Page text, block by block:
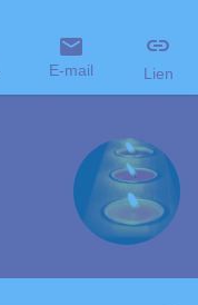
E-mail Lien